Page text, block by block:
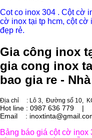
Cot co inox 304 . Cột cờ
cờ inox tại tp hcm, cột
đẹp rẻ.
Gia công inox
gia cong inox
bao gia re -
Địa chỉ : Lô 3, Đường số 10,
Hot line : 0987 636 779
Email :
Bảng báo giá cột cờ inox